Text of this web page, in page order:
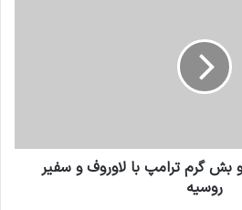
بش گرم ترامپ با لاوروف و سفیر
روسیه